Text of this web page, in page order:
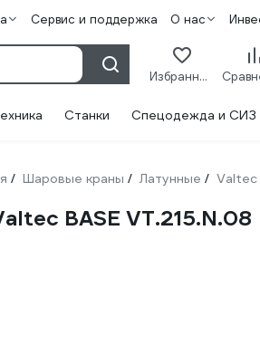
Сервис и поддержка О нас
Избранное
Станки Спецодежда и СИЗ
/ Шаровые краны / Латунные / Valtec
BASE VT.215.N.08